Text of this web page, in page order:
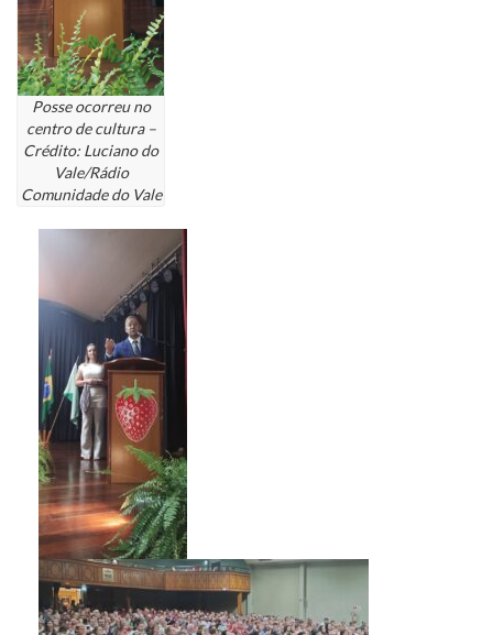
Posse ocorreu no
centro de cultura –
Crédito: Luciano do
Vale/Rádio
Comunidade do Vale